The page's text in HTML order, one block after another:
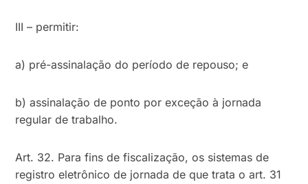
III – permitir:
a) pré-assinalação do período de repouso; e
b) assinalação de ponto por exceção à jornada
regular de trabalho.
Art. 32. Para fins de fiscalização, os sistemas de
registro eletrônico de jornada de que trata o art. 31